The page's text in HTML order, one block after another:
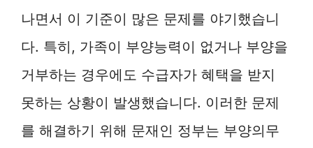
나면서 이 기준이 많은 문제를 야기했습니
다. 특히, 가족이 부양능력이 없거나 부양을
거부하는 경우에도 수급자가 혜택을 받지
못하는 상황이 발생했습니다. 이러한 문제
를 해결하기 위해 문재인 정부는 부양의무